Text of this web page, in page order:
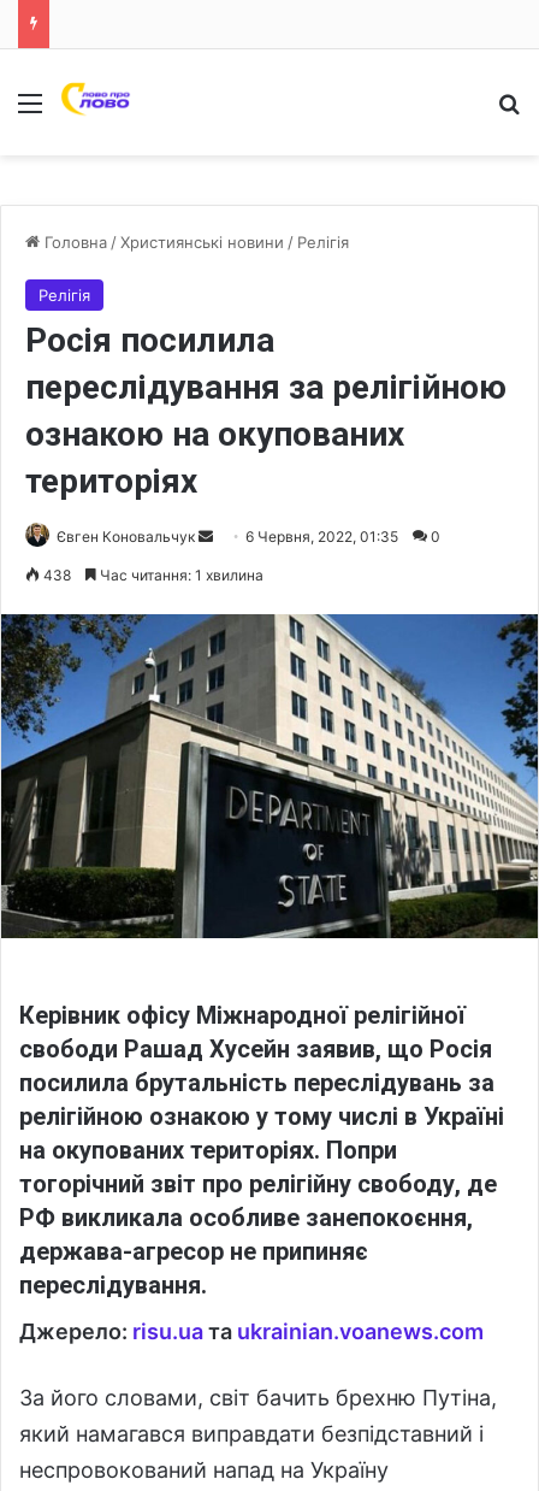
Меню
Головна /Християнські новини / Релігія
Релігія
Росія посилила
переслідування за релігійною
ознакою на окупованих
територіях
Євген Коновальчук
d
a
n
e
m
a
6 Червня, 2022, 01:35 0
438 Час читання: 1 хвилина
Керівник офісу Міжнародної релігійної
свободи Рашад Хусейн заявив, що Росія
посилила брутальність переслідувань за
релігійною ознакою у тому числі в Україні
на окупованих територіях. Попри
тогорічний звіт про релігійну свободу, де
РФ викликала особливе занепокоєння,
держава-агресор не припиняє
переслідування.
Джерело: risu.uaта ukrainian.voanews.com
За його словами, світ бачить брехню Путіна,
який намагався виправдати безпідставний і
неспровокований напад на Україну